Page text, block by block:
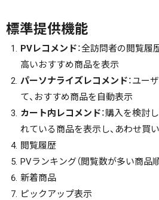
標準提供機能
PVレコメンド：全訪問者の閲覧履
高いおすすめ商品を表示
パーソナライズレコメンド：ユー
て、おすすめ商品を自動表示
カート内レコメンド：購入を検討
れている商品を表示し、あわせ買
閲覧履歴
PVランキング（閲覧数が多い商品順
新着商品
ピックアップ表示